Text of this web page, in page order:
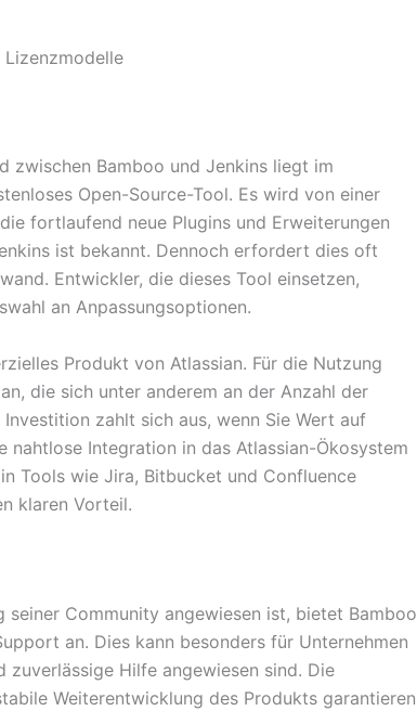
Lizenzmodelle
zwischen Bamboo und Jenkins liegt im
Open-Source-Tool. Es wird von einer
fortlaufend neue Plugins und Erweiterungen
ist bekannt. Dennoch erfordert dies oft
Entwickler, die dieses Tool einsetzen,
an Anpassungsoptionen.
Produkt von Atlassian. Für die Nutzung
die sich unter anderem an der Anzahl der
zahlt sich aus, wenn Sie Wert auf
nahtlose Integration in das Atlassian-Ökosystem
Tools wie Jira, Bitbucket und Confluence
klaren Vorteil.
seiner Community angewiesen ist, bietet Bamboo
an. Dies kann besonders für Unternehmen
zuverlässige Hilfe angewiesen sind. Die
Weiterentwicklung des Produkts garantieren